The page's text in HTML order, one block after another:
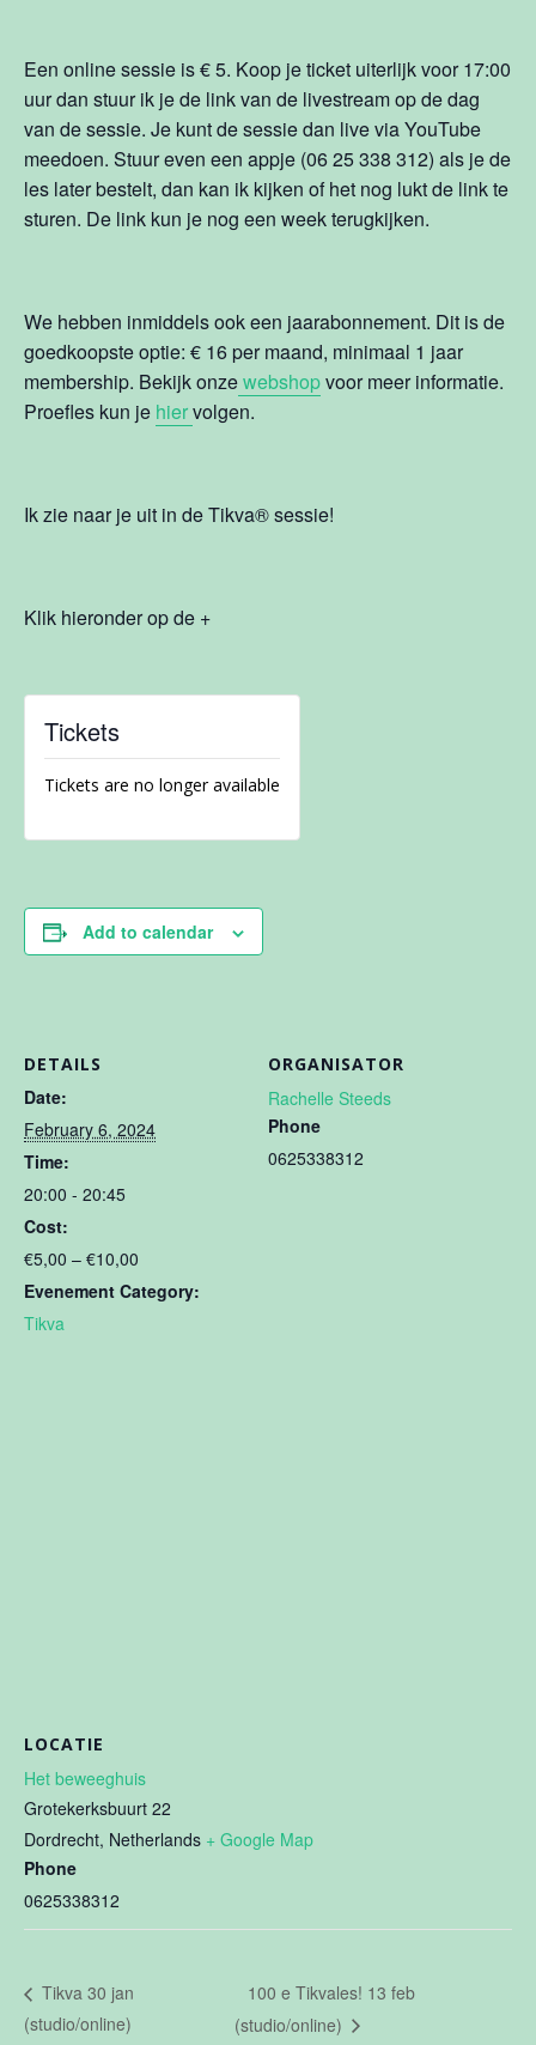
Een online sessie is € 5. Koop je ticket uiterlijk voor 17:00
uur dan stuur ik je de link van de livestream op de dag
van de sessie. Je kunt de sessie dan live via YouTube
meedoen. Stuur even een appje (06 25 338 312) als je de
les later bestelt, dan kan ik kijken of het nog lukt de link te
sturen. De link kun je nog een week terugkijken.
We hebben inmiddels ook een jaarabonnement. Dit is de
goedkoopste optie: € 16 per maand, minimaal 1 jaar
membership. Bekijk onzewebshopvoor meer informatie.
Proefles kun je hiervolgen.
Ik zie naar je uit in de Tikva®sessie!
Klik hieronder op de +
Tickets
Tickets are no longer available
Add to calendar
DETAILS
Date:
February 6, 2024
Time:
20:00 - 20:45
Cost:
€5,00 – €10,00
Evenement Category:
Tikva
ORGANISATOR
Rachelle Steeds
Phone
0625338312
LOCATIE
Het beweeghuis
Grotekerksbuurt 22
Dordrecht, Netherlands + Google Map
Phone
0625338312
Tikva 30 jan
(studio/online)
100 e Tikvales! 13 feb
(studio/online)